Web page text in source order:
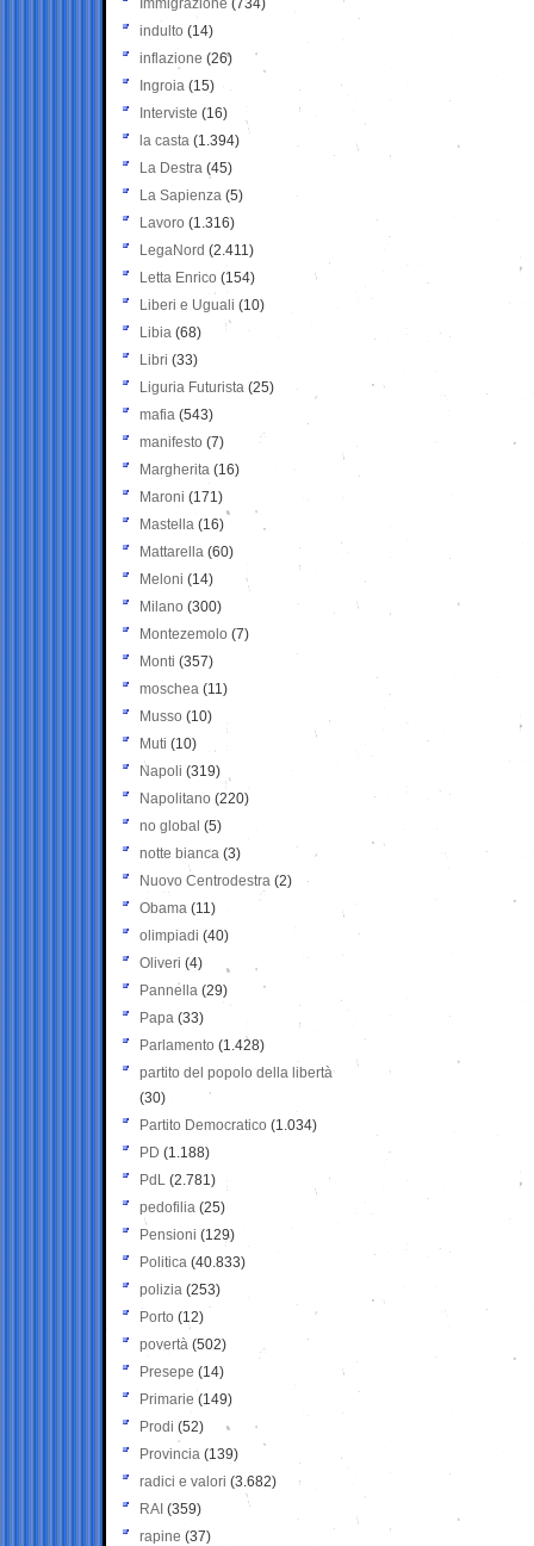
Immigrazione (734)
indulto (14)
inflazione (26)
Ingroia (15)
Interviste (16)
la casta (1.394)
La Destra (45)
La Sapienza (5)
Lavoro (1.316)
LegaNord (2.411)
Letta Enrico (154)
Liberi e Uguali (10)
Libia (68)
Libri (33)
Liguria Futurista (25)
mafia (543)
manifesto (7)
Margherita (16)
Maroni (171)
Mastella (16)
Mattarella (60)
Meloni (14)
Milano (300)
Montezemolo (7)
Monti (357)
moschea (11)
Musso (10)
Muti (10)
Napoli (319)
Napolitano (220)
no global (5)
notte bianca (3)
Nuovo Centrodestra (2)
Obama (11)
olimpiadi (40)
Oliveri (4)
Pannella (29)
Papa (33)
Parlamento (1.428)
partito del popolo della libertà
(30)
Partito Democratico (1.034)
PD (1.188)
PdL (2.781)
pedofilia (25)
Pensioni (129)
Politica (40.833)
polizia (253)
Porto (12)
povertà (502)
Presepe (14)
Primarie (149)
Prodi (52)
Provincia (139)
radici e valori (3.682)
RAI (359)
rapine (37)